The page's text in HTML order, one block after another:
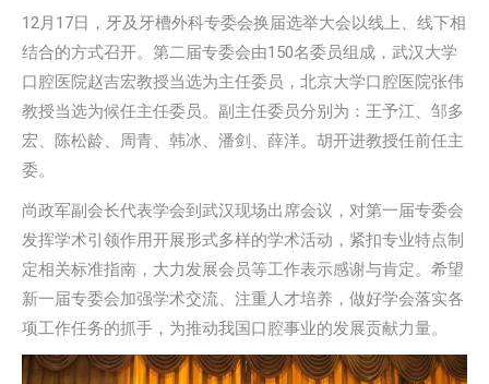
12月17日，牙及牙槽外科专委会换届选举大会以线上、线下相
结合的方式召开。第二届专委会由150名委员组成，武汉大学
口腔医院赵吉宏教授当选为主任委员，北京大学口腔医院张伟
教授当选为候任主任委员。副主任委员分别为：王予江、邹多
宏、陈松龄、周青、韩冰、潘剑、薛洋。胡开进教授任前任主
委。
尚政军副会长代表学会到武汉现场出席会议，对第一届专委会
发挥学术引领作用开展形式多样的学术活动，紧扣专业特点制
定相关标准指南，大力发展会员等工作表示感谢与肯定。希望
新一届专委会加强学术交流、注重人才培养，做好学会落实各
项工作任务的抓手，为推动我国口腔事业的发展贡献力量。